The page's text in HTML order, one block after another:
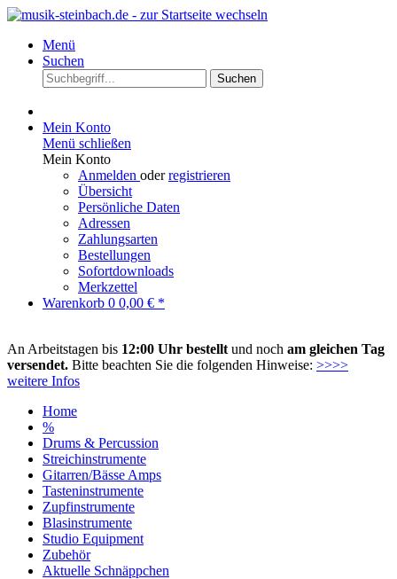
Menü
Suchen
Suchen
Mein Konto
Menü schließen
Mein Konto
Anmelden oderregistrieren
Übersicht
Persönliche Daten
Adressen
Zahlungsarten
Bestellungen
Sofortdownloads
Merkzettel
Warenkorb 0 0,00 € *
An Arbeitstagen bis 12:00 Uhr bestellt und noch am gleichen Tag
versendet. Bitte beachten Sie die folgenden Hinweise: >>>>
weitere Infos
Home
%
Drums & Percussion
Streichinstrumente
Gitarren/Bässe Amps
Tasteninstrumente
Zupfinstrumente
Blasinstrumente
Studio Equipment
Zubehör
Aktuelle Schnäppchen